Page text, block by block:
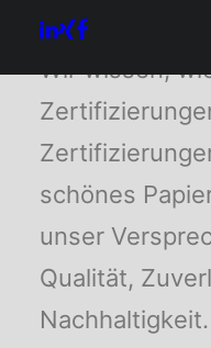
Wir wissen,
schönes
unser
Qualität,
Nachhaltigkeit.